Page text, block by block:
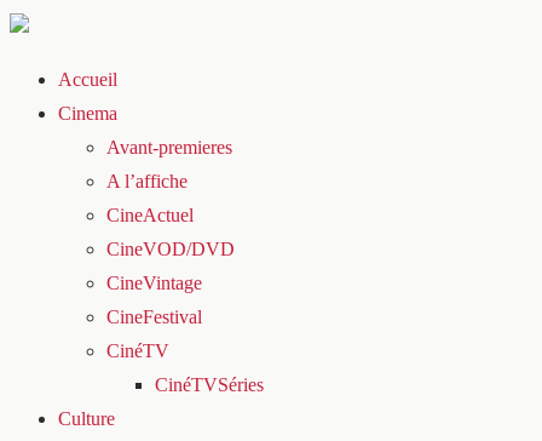
Accueil
Cinema
Avant-premieres
A l’affiche
CineActuel
CineVOD/DVD
CineVintage
CineFestival
CinéTV
CinéTVSéries
Culture